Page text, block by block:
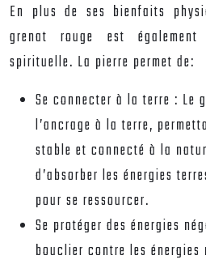
En plus de ses bienfaits
grenat rouge est
spirituelle. La pierre permet de:
Se connecter à la terre : Le
l’ancrage à la terre,
stable et connecté à la
d’absorber les énergies
pour se ressourcer.
Se protéger des énergies
bouclier contre les énergies